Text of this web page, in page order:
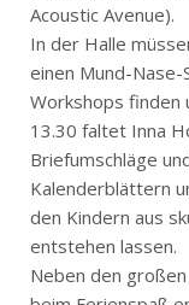
Acoustic Avenue).
In der Halle
einen Mund-Nase-
Workshops finden
13.30 faltet Inna
Briefumschläge
Kalenderblättern
den Kindern aus
entstehen lassen.
Neben den